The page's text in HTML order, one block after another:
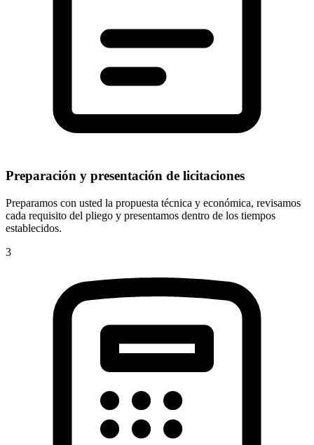
Preparación y presentación de licitaciones
Preparamos con usted la propuesta técnica y económica, revisamos
cada requisito del pliego y presentamos dentro de los tiempos
establecidos.
3